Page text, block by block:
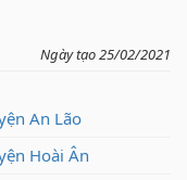
Ngày tạo 25/02/2021
An Lão
Hoài Ân